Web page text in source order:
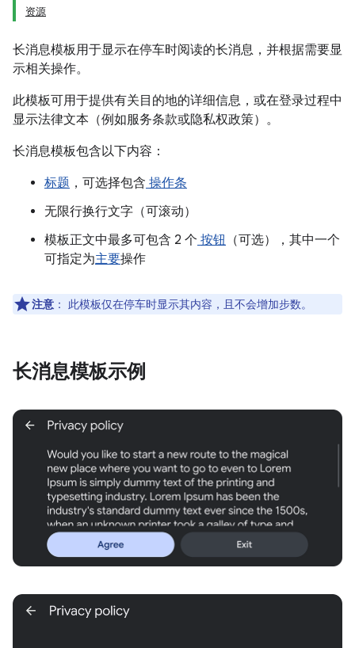
资源
长消息模板用于显示在停车时阅读的长消息，并根据需要显
示相关操作。
此模板可用于提供有关目的地的详细信息，或在登录过程中
显示法律文本（例如服务条款或隐私权政策）。
长消息模板包含以下内容：
标题 ，可选择包含 操作条
无限行换行文字（可滚动）
模板正文中最多可包含 2 个 按钮 （可选），其中一个
可指定为主要操作
注意 ： 此模板仅在停车时显示其内容，且不会增加步数。
长消息模板示例